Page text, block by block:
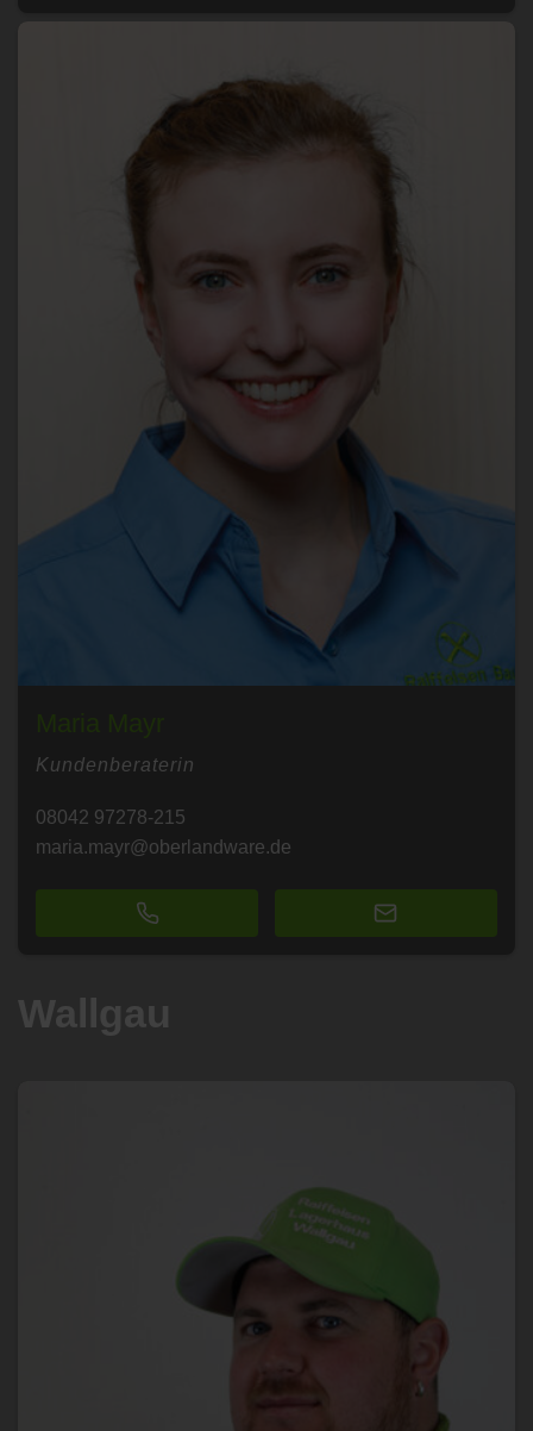
Kundenberaterin
08042 97278-215
maria.mayr@oberlandware.de
Wallgau